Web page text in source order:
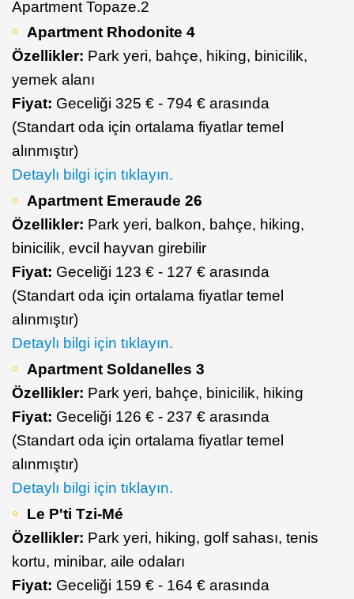
Apartment Topaze.2
Apartment Rhodonite 4
Özellikler: Park yeri, bahçe, hiking, binicilik,
yemek alanı
Fiyat: Geceliği 325 € - 794 € arasında
(Standart oda için ortalama fiyatlar temel
alınmıştır)
Detaylı bilgi için tıklayın.
Apartment Emeraude 26
Özellikler: Park yeri, balkon, bahçe, hiking,
binicilik, evcil hayvan girebilir
Fiyat: Geceliği 123 € - 127 € arasında
(Standart oda için ortalama fiyatlar temel
alınmıştır)
Detaylı bilgi için tıklayın.
Apartment Soldanelles 3
Özellikler: Park yeri, bahçe, binicilik, hiking
Fiyat: Geceliği 126 € - 237 € arasında
(Standart oda için ortalama fiyatlar temel
alınmıştır)
Detaylı bilgi için tıklayın.
Le P'ti Tzi-Mé
Özellikler: Park yeri, hiking, golf sahası, tenis
kortu, minibar, aile odaları
Fiyat: Geceliği 159 € - 164 € arasında